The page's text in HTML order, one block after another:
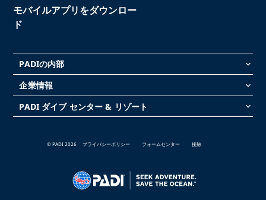
モバイルアプリをダウンロー
ド
PADIの内部 keyboard_arrow_down
企業情報 keyboard_arrow_down
PADI ダイブ センター & リゾート keyboard_arrow_down
© PADI 2026 プライバシーポリシー フォームセンター 接触